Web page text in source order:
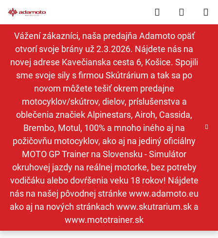
na
obsah
Vážení zákazníci, naša predajňa Adamoto opäť
otvorí svoje brány už 2.3.2026. Nájdete nás na
novej adrese Kavečianska cesta 6, Košice. Spojili
sme svoje sily s firmou Skútrárium a tak sa po
novom môžete tešiť okrem predajne
motocyklov/skútrov, dielov, príslušenstva a
oblečenia značiek Alpinestars, Airoh, Cassida,
Brembo, Motul, 100% a mnoho iného aj na
požičovňu motocyklov, ako aj na jediný oficiálny
MOTO GP Trainer na Slovensku - Simulátor
okruhovej jazdy na reálnej motorke, bez potreby
vodičáku alebo dovŕšenia veku 18 rokov! Nájdete
nás na našej pôvodnej stránke www.adamoto.eu
ako aj na nových stránkach www.skutrarium.sk a
www.mototrainer.sk
Hľadať
KOŠÍK